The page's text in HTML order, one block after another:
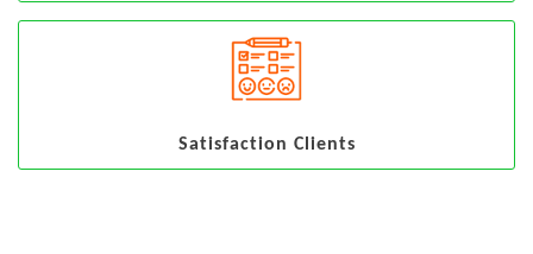
Satisfaction Clients